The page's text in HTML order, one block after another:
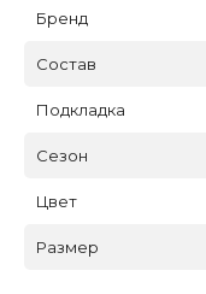
Бренд
Состав
Подкладка
Сезон
Цвет
Размер